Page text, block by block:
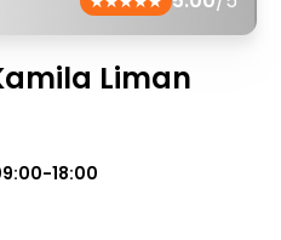
Liman
18:00